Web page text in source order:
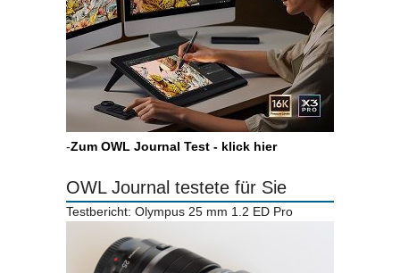
-Zum OWL Journal Test - klick hier
OWL Journal testete für Sie
Testbericht: Olympus 25 mm 1.2 ED Pro